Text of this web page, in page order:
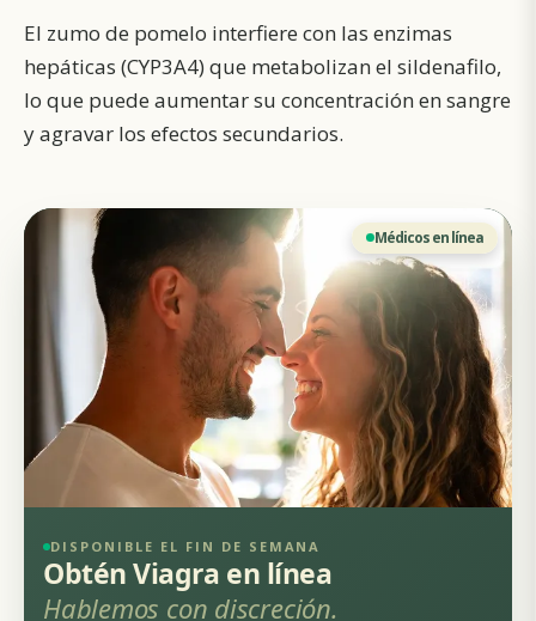
El zumo de pomelo interfiere con las enzimas
hepáticas (CYP3A4) que metabolizan el sildenafilo,
lo que puede aumentar su concentración en sangre
y agravar los efectos secundarios.
DISPONIBLE EL FIN DE SEMANA
Obtén Viagra en línea
Hablemos con discreción.
Médicos en línea